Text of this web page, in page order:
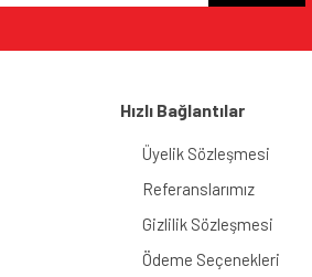
Hızlı Bağlantılar
Üyelik Sözleşmesi
Referanslarımız
Gizlilik Sözleşmesi
Ödeme Seçenekleri